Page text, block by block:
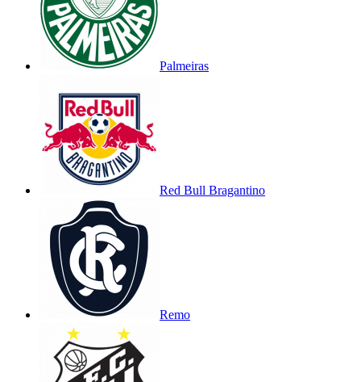
Palmeiras
Red Bull Bragantino
Remo